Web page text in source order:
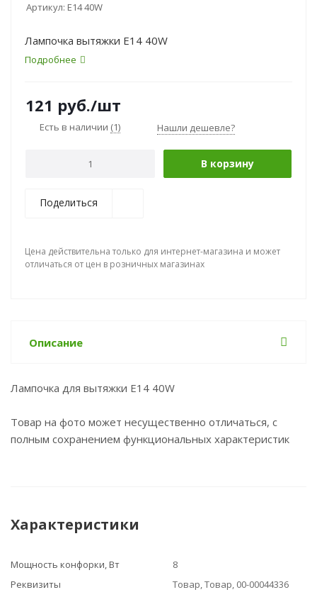
Артикул: E14 40W
Лампочка вытяжки E14 40W
Подробнее
121 руб./шт
Есть в наличии (1) Нашли дешевле?
В корзину
Поделиться
Цена действительна только для интернет-магазина и может
отличаться от цен в розничных магазинах
Описание
Лампочка для вытяжки E14 40W
Товар на фото может несущественно отличаться, с
полным сохранением функциональных характеристик
Характеристики
Мощность конфорки, Вт
8
Реквизиты
Товар, Товар, 00-00044336